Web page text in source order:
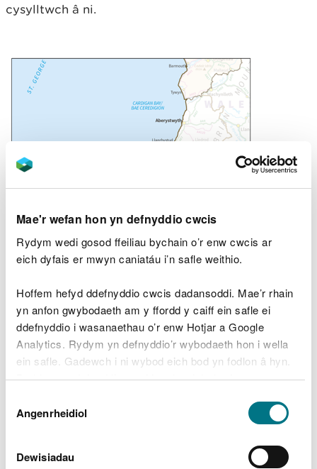
Mae'r wefan hon yn defnyddio cwcis
Rydym wedi gosod ffeiliau bychain o’r enw cwcis ar
eich dyfais er mwyn caniatáu i’n safle weithio.
Hoffem hefyd ddefnyddio cwcis dadansoddi. Mae’r rhain
yn anfon gwybodaeth am y ffordd y caiff ein safle ei
ddefnyddio i wasanaethau o’r enw Hotjar a Google
Analytics. Rydym yn defnyddio’r wybodaeth hon i wella
ein safle. Gadewch i ni wybod eich bod yn fodlon â hyn.
Byddwn yn defnyddio cwci i gadw eich dewis.
Gellirdarllen mwy am ein cwcis cyn i chi ddewis.
Caniatâd
Angenrheidiol
Dewisiadau
cysylltwch â ni.
Cynefinoedd eang – De Orllewin Cymru (PDF)
y môr